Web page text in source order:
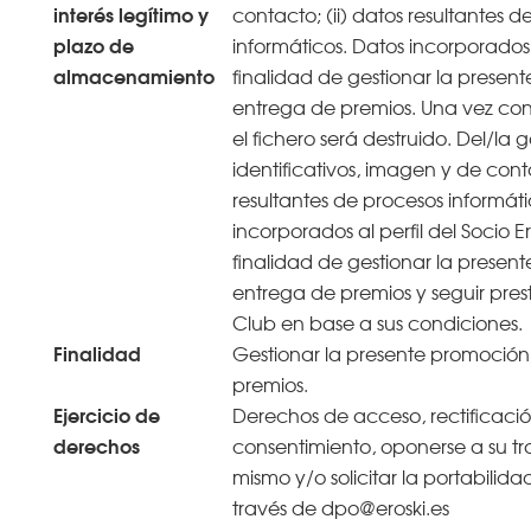
interés legítimo y
plazo de
almacenamiento
contacto; (ii) datos resultantes
informáticos. Datos
finalidad de gestionar la
entrega de premios. Una vez
el fichero será destruido. Del/la
identificativos, imagen y de
resultantes de procesos
incorporados al perfil del Socio
finalidad de gestionar la
entrega de premios y seguir
Club en base a sus condiciones.
Finalidad
Gestionar la presente
premios.
Ejercicio de
derechos
Derechos de acceso,
consentimiento, oponerse a su
mismo y/o solicitar la
través de dpo@eroski.es